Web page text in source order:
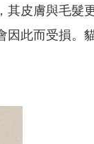
其皮膚與毛髮
因此而受損。